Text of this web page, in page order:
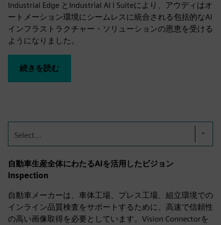
Industrial Edge とIndustrial AI I Suiteにより、アウディはオ
ートメーション環境にシームレスに統合される包括的なAI
インフラストラクチャー・ソリューションの恩恵を受ける
ようになりました。
続きを読む
Select...
自動車生産全体にわたるAIを活用したビジョン
Inspection
自動車メーカーは、車体工場、プレス工場、組立環境での
インライン品質検査をサポートするために、高速で信頼性
の高い画像取得を必要としています。Vision Connectorを